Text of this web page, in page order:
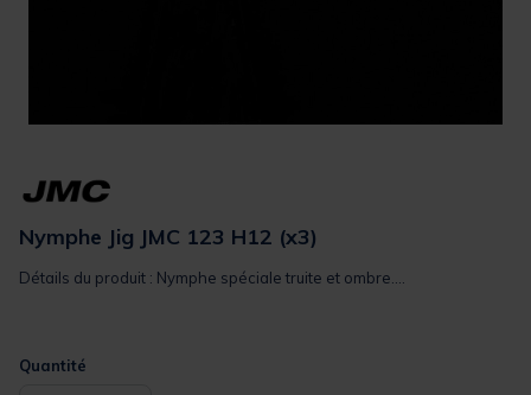
Nymphe Jig JMC 123 H12 (x3)
Détails du produit : Nymphe spéciale truite et ombre....
Quantité